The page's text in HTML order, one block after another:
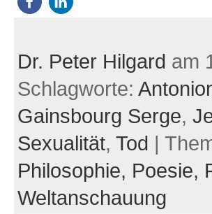
Dr. Peter Hilgard am
Schlagworte:
Gainsbourg Serge,
Sexualität, Tod |
Philosophie, Poesie,
Weltanschauung